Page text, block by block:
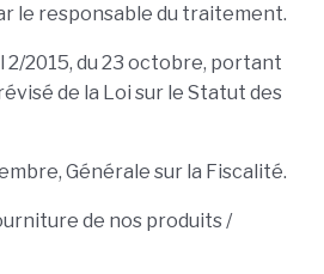
le responsable du traitement.
2015, du 23 octobre, portant
de la Loi sur le Statut des
Générale sur la Fiscalité.
de nos produits /